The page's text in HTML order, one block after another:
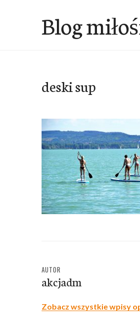
Blog
deski sup
AUTOR
akcjadm
Zobacz wszystkie wpisy